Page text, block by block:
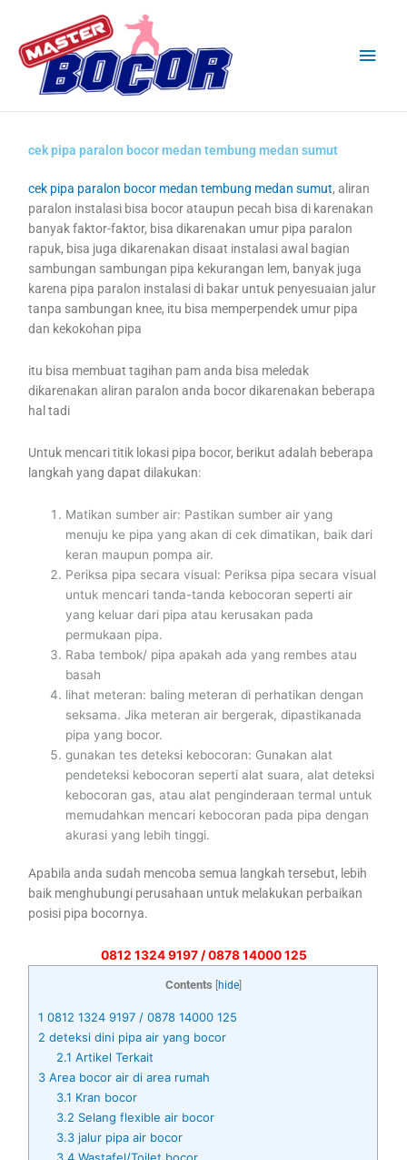
content
cek pipa paralon bocor medan tembung medan sumut
cek pipa paralon bocor medan tembung medan sumut, aliran
paralon instalasi bisa bocor ataupun pecah bisa di karenakan
banyak faktor-faktor, bisa dikarenakan umur pipa paralon
rapuk, bisa juga dikarenakan disaat instalasi awal bagian
sambungan sambungan pipa kekurangan lem, banyak juga
karena pipa paralon instalasi di bakar untuk penyesuaian jalur
tanpa sambungan knee, itu bisa memperpendek umur pipa
dan kekokohan pipa
itu bisa membuat tagihan pam anda bisa meledak
dikarenakan aliran paralon anda bocor dikarenakan beberapa
hal tadi
Untuk mencari titik lokasi pipa bocor, berikut adalah beberapa
langkah yang dapat dilakukan:
Matikan sumber air: Pastikan sumber air yang
menuju ke pipa yang akan di cek dimatikan, baik dari
keran maupun pompa air.
Periksa pipa secara visual: Periksa pipa secara visual
untuk mencari tanda-tanda kebocoran seperti air
yang keluar dari pipa atau kerusakan pada
permukaan pipa.
Raba tembok/ pipa apakah ada yang rembes atau
basah
lihat meteran: baling meteran di perhatikan dengan
seksama. Jika meteran air bergerak, dipastikanada
pipa yang bocor.
gunakan tes deteksi kebocoran: Gunakan alat
pendeteksi kebocoran seperti alat suara, alat deteksi
kebocoran gas, atau alat penginderaan termal untuk
memudahkan mencari kebocoran pada pipa dengan
akurasi yang lebih tinggi.
Apabila anda sudah mencoba semua langkah tersebut, lebih
baik menghubungi perusahaan untuk melakukan perbaikan
posisi pipa bocornya.
0812 1324 9197 / 0878 14000 125
Contents hide]
1 0812 1324 9197 / 0878 14000 125
2 deteksi dini pipa air yang bocor
2.1 Artikel Terkait
3 Area bocor air di area rumah
3.1 Kran bocor
3.2 Selang flexible air bocor
3.3jalur pipa air bocor